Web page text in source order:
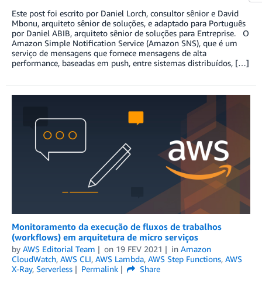
Este post foi escrito por Daniel Lorch, consultor sênior e David
Mbonu, arquiteto sênior de soluções, e adaptado para Português
por Daniel ABIB, arquiteto sênior de soluções para Entreprise. O
Amazon Simple Notification Service (Amazon SNS), que é um
serviço de mensagens que fornece mensagens de alta
performance, baseadas em push, entre sistemas distribuídos, […]
Monitoramento da execução de fluxos de trabalhos
(workflows) em arquitetura de micro serviços
by AWS Editorial Team on 19 FEV 2021 in Amazon
CloudWatch, AWS CLI, AWS Lambda, AWS Step Functions, AWS
X-Ray, Serverless Permalink
Share